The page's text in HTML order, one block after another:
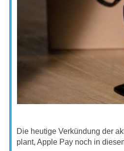
Die heutige Verkündung der
plant, Apple Pay noch in